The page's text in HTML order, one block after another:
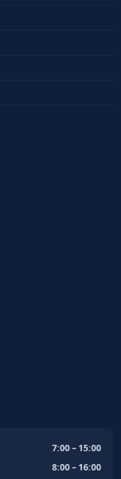
7:00 – 15:00
8:00 – 16:00